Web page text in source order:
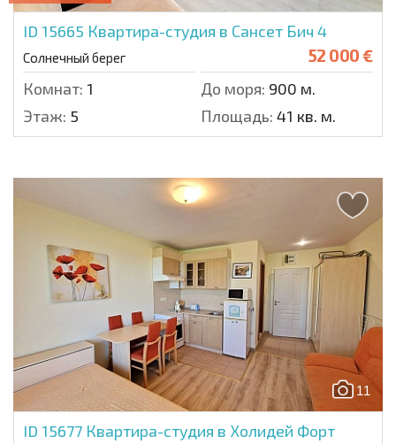
ID 15665 Квартира-студия в Сансет Бич 4
Солнечный берег 52 000 €
Комнат: 1 До моря: 900 м.
Этаж: 5 Площадь: 41 кв. м.
11
ID 15677 Квартира-студия в Холидей Форт